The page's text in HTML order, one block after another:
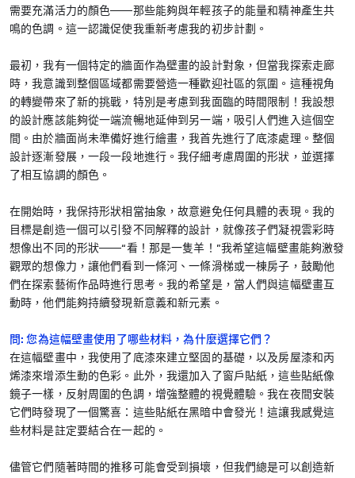
需要充滿活力的顏色——那些能夠與年輕孩子的能量和精神產生共
鳴的色調。這一認識促使我重新考慮我的初步計劃。
最初，我有一個特定的牆面作為壁畫的設計對象，但當我探索走廊
時，我意識到整個區域都需要營造一種歡迎社區的氛圍。這種視角
的轉變帶來了新的挑戰，特別是考慮到我面臨的時間限制！我設想
的設計應該能夠從一端流暢地延伸到另一端，吸引人們進入這個空
間。由於牆面尚未準備好進行繪畫，我首先進行了底漆處理。整個
設計逐漸發展，一段一段地進行。我仔細考慮周圍的形狀，並選擇
了相互協調的顏色。
在開始時，我保持形狀相當抽象，故意避免任何具體的表現。我的
目標是創造一個可以引發不同解釋的設計，就像孩子們凝視雲彩時
想像出不同的形狀——“看！那是一隻羊！”我希望這幅壁畫能夠激發
觀眾的想像力，讓他們看到一條河、一條滑梯或一棟房子，鼓勵他
們在探索藝術作品時進行思考。我的希望是，當人們與這幅壁畫互
動時，他們能夠持續發現新意義和新元素。
問: 您為這幅壁畫使用了哪些材料，為什麼選擇它們？
在這幅壁畫中，我使用了底漆來建立堅固的基礎，以及房屋漆和丙
烯漆來增添生動的色彩。此外，我還加入了窗戶貼紙，這些貼紙像
鏡子一樣，反射周圍的色調，增強整體的視覺體驗。我在夜間安裝
它們時發現了一個驚喜：這些貼紙在黑暗中會發光！這讓我感覺這
些材料是註定要結合在一起的。
儘管它們隨著時間的推移可能會受到損壞，但我們總是可以創造新